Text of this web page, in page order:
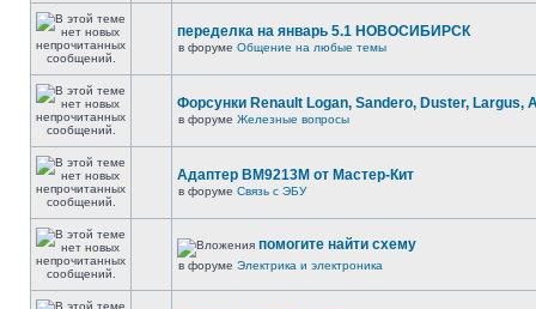
переделка на январь 5.1 НОВОСИБИРСК
в форуме Общение на любые темы
Форсунки Renault Logan, Sandero, Duster, Largus,
в форуме Железные вопросы
Адаптер BM9213M от Мастер-Кит
в форуме Связь с ЭБУ
помогите найти схему
в форуме Электрика и электроника